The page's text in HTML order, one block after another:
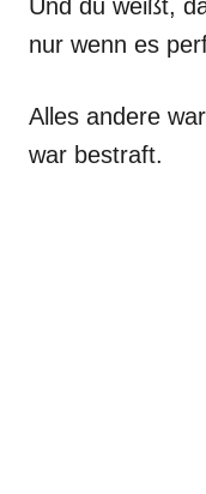
Und du weißt,
nur wenn es
Alles andere
war bestraft.